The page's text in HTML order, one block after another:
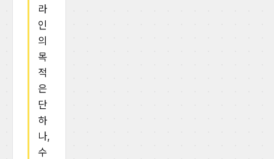
라
인
의
목
적
은
단
하
나,
수